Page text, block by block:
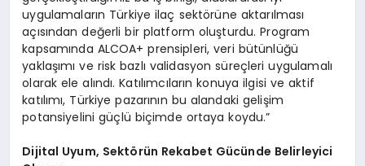
uygulamaların Türkiye ilaç sektörüne aktarılması
açısından değerli bir platform oluşturdu. Program
kapsamında ALCOA+ prensipleri, veri bütünlüğü
yaklaşımı ve risk bazlı validasyon süreçleri uygulamalı
olarak ele alındı. Katılımcıların konuya ilgisi ve aktif
katılımı, Türkiye pazarının bu alandaki gelişim
potansiyelini güçlü biçimde ortaya koydu.”
Dijital Uyum, Sektörün Rekabet Gücünde Belirleyici